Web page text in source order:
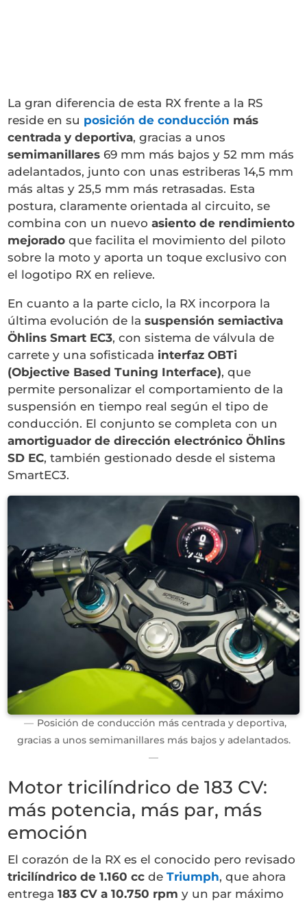
La gran diferencia de esta RX frente a la RS
reside en su posición de conducción más
centrada y deportiva, gracias a unos
semimanillares 69 mm más bajos y 52 mm más
adelantados, junto con unas estriberas 14,5 mm
más altas y 25,5 mm más retrasadas. Esta
postura, claramente orientada al circuito, se
combina con un nuevoasiento de rendimiento
mejorado que facilita el movimiento del piloto
sobre la moto y aporta un toque exclusivo con
el logotipo RX en relieve.
En cuanto a la parte ciclo, la RX incorpora la
última evolución de lasuspensión semiactiva
Öhlins Smart EC3, con sistema de válvula de
carrete y una sofisticada interfaz OBTi
(Objective Based Tuning Interface), que
permite personalizar el comportamiento de la
suspensión en tiempo real según el tipo de
conducción. El conjunto se completa con un
amortiguador de dirección electrónico Öhlins
SD EC, también gestionado desde el sistema
SmartEC3.
Posición de conducción más centrada y deportiva,
gracias a unos semimanillares más bajos y adelantados.
Motor tricilíndrico de 183 CV:
más potencia, más par, más
emoción
El corazón de la RX es el conocido pero revisado
tricilíndrico de 1.160 cc deTriumph, que ahora
entrega183 CV a 10.750 rpm y un par máximo